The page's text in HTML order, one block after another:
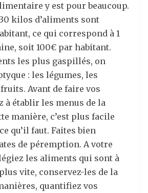
y est pour beaucoup.
kilos d’aliments sont
ce qui correspond à 1
soit 100€ par habitant.
les plus gaspillés, on
: les légumes, les
Avant de faire vos
à établir les menus de la
manière, c’est plus facile
qu’il faut. Faites bien
de péremption. A votre
les aliments qui sont à
vite, conservez-les de la
quantifiez vos